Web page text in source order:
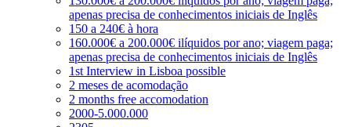
apenas precisa de conhecimentos iniciais de Inglês
150 a 240€ à hora
160.000€ a 200.000€ ilíquidos por ano; viagem paga;
apenas precisa de conhecimentos iniciais de Inglês
1st Interview in Lisboa possible
2 meses de acomodação
2 months free accomodation
2000-5.000.000